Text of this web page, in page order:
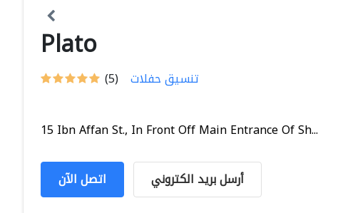
Plato
(5) تنسيق حفلات
15 Ibn Affan St., In Front Off Main Entrance Of Sh...
اتصل الآن أرسل بريد الكتروني